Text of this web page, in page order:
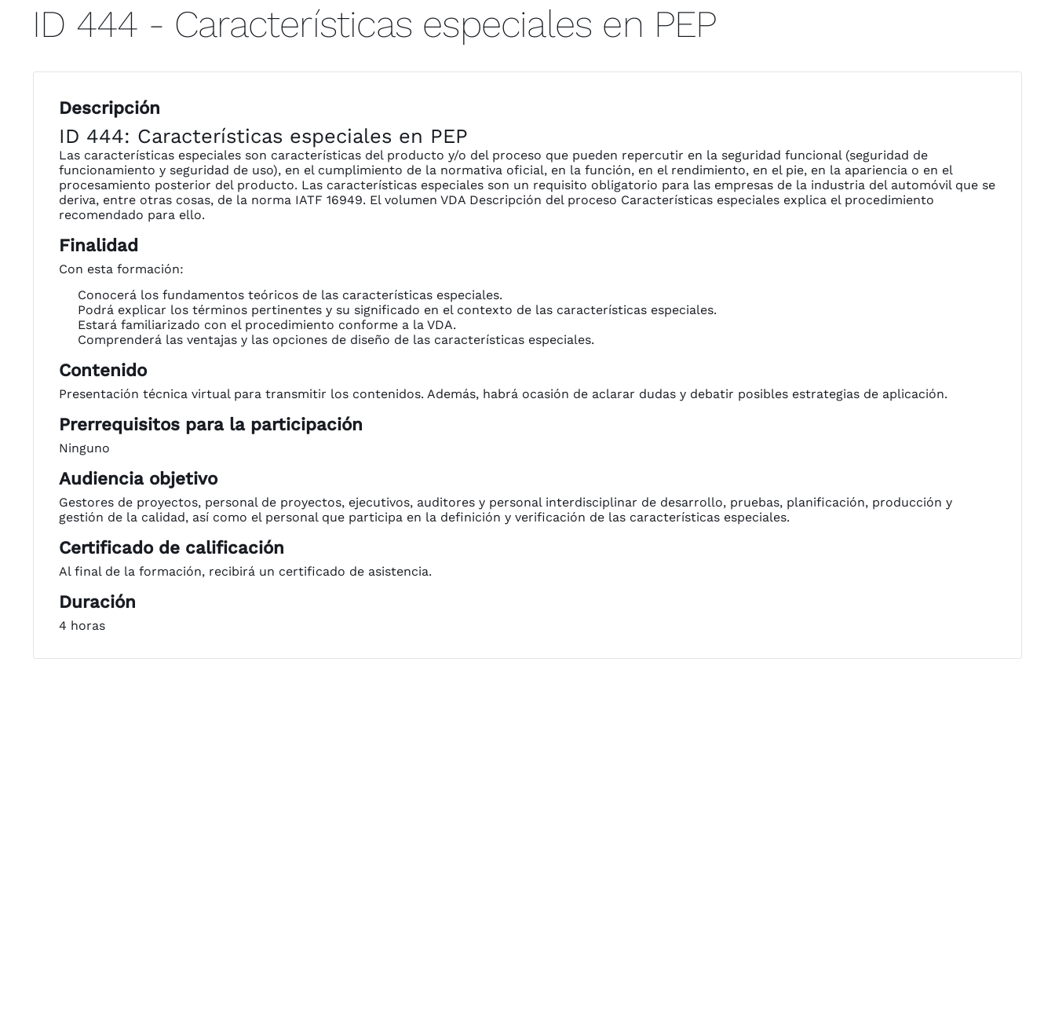
ID 444 - Características especiales en PEP
Descripción
ID 444: Características especiales en PEP
Las características especiales son características del producto y/o del proceso que pueden repercutir en la seguridad funcional (seguridad de
funcionamiento y seguridad de uso), en el cumplimiento de la normativa oficial, en la función, en el rendimiento, en el pie, en la apariencia o en el
procesamiento posterior del producto. Las características especiales son un requisito obligatorio para las empresas de la industria del automóvil que se
deriva, entre otras cosas, de la norma IATF 16949. El volumen VDA Descripción del proceso Características especiales explica el procedimiento
recomendado para ello.
Finalidad
Con esta formación:
Conocerá los fundamentos teóricos de las características especiales.
Podrá explicar los términos pertinentes y su significado en el contexto de las características especiales.
Estará familiarizado con el procedimiento conforme a la VDA.
Comprenderá las ventajas y las opciones de diseño de las características especiales.
Contenido
Presentación técnica virtual para transmitir los contenidos. Además, habrá ocasión de aclarar dudas y debatir posibles estrategias de aplicación.
Prerrequisitos para la participación
Ninguno
Audiencia objetivo
Gestores de proyectos, personal de proyectos, ejecutivos, auditores y personal interdisciplinar de desarrollo, pruebas, planificación, producción y
gestión de la calidad, así como el personal que participa en la definición y verificación de las características especiales.
Certificado de calificación
Al final de la formación, recibirá un certificado de asistencia.
Duración
4 horas